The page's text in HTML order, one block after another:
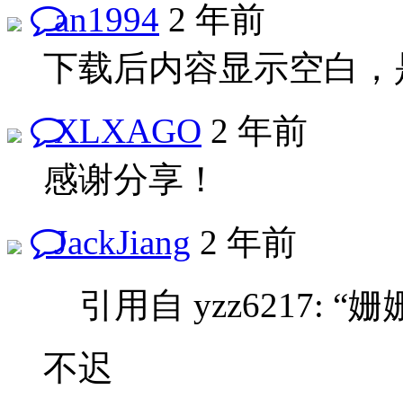
an1994 2 年前
下载后内容显示空白
XLXAGO 2 年前
感谢分享！
JackJiang 2 年前
引用自 yzz6217: “
不迟